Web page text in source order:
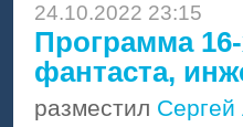
24.10.2022 23:15
Программа
фантаста,
разместил Сергей